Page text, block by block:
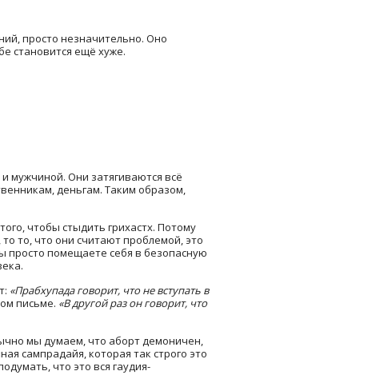
просто незначительно. Оно
становится ещё хуже.
мужчиной. Они затягиваются всё
деньгам. Таким образом,
чтобы стыдить грихастх. Потому
то, что они считают проблемой, это
просто помещаете себя в безопасную
«Прабхупада говорит, что не вступать в
письме. «В другой раз он говорит, что
мы думаем, что аборт демоничен,
сампрадайя, которая так строго это
что это вся гаудия-